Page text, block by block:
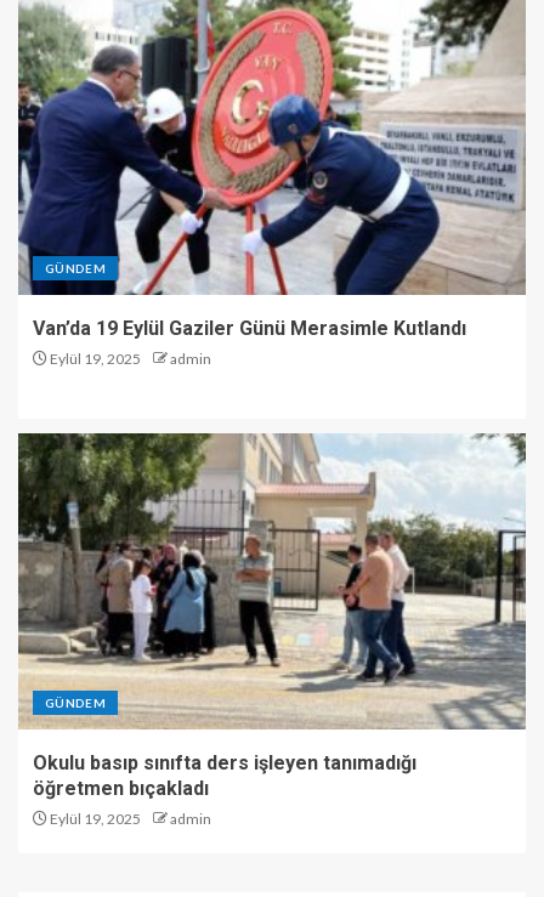
GÜNDEM
Van’da 19 Eylül Gaziler Günü Merasimle Kutlandı
Eylül 19, 2025 admin
GÜNDEM
Okulu basıp sınıfta ders işleyen tanımadığı
öğretmen bıçakladı
Eylül 19, 2025 admin